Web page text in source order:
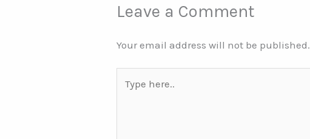
Leave a Comment
Your email address will not be published.
here..